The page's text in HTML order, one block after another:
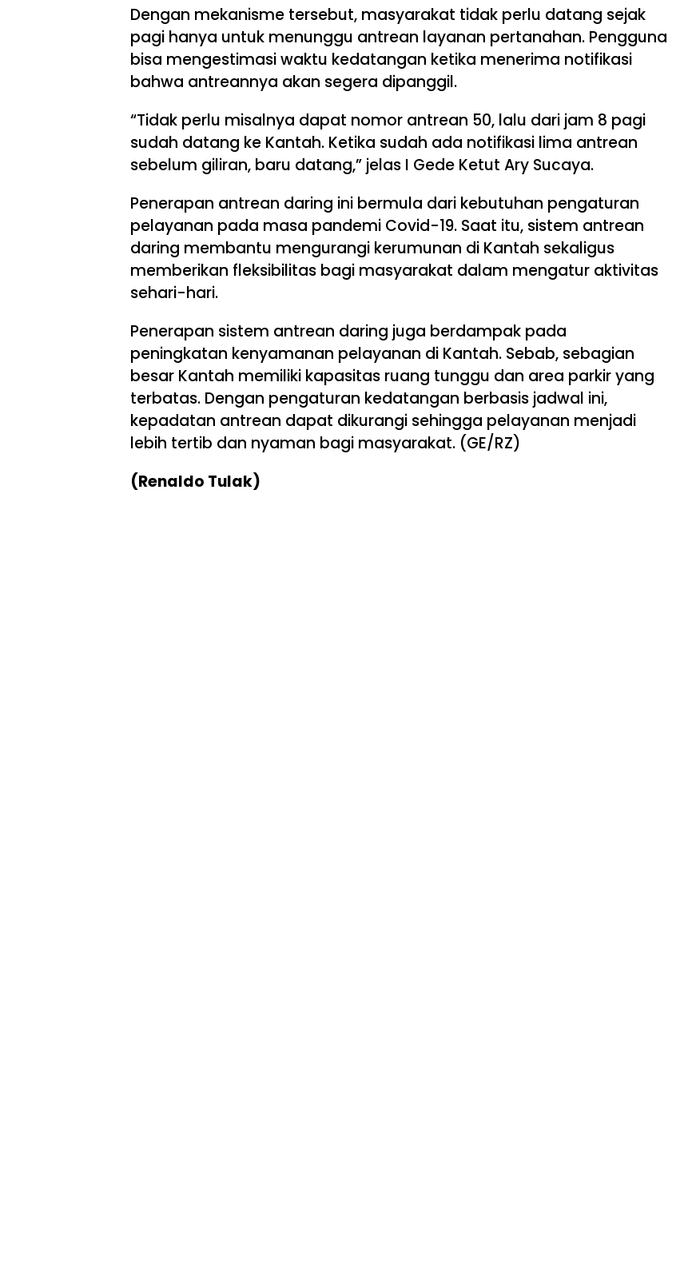
Dengan mekanisme tersebut, masyarakat tidak perlu datang sejak
pagi hanya untuk menunggu antrean layanan pertanahan. Pengguna
bisa mengestimasi waktu kedatangan ketika menerima notifikasi
bahwa antreannya akan segera dipanggil.
“Tidak perlu misalnya dapat nomor antrean 50, lalu dari jam 8 pagi
sudah datang ke Kantah. Ketika sudah ada notifikasi lima antrean
sebelum giliran, baru datang,” jelas I Gede Ketut Ary Sucaya.
Penerapan antrean daring ini bermula dari kebutuhan pengaturan
pelayanan pada masa pandemi Covid-19. Saat itu, sistem antrean
daring membantu mengurangi kerumunan di Kantah sekaligus
memberikan fleksibilitas bagi masyarakat dalam mengatur aktivitas
sehari-hari.
Penerapan sistem antrean daring juga berdampak pada
peningkatan kenyamanan pelayanan di Kantah. Sebab, sebagian
besar Kantah memiliki kapasitas ruang tunggu dan area parkir yang
terbatas. Dengan pengaturan kedatangan berbasis jadwal ini,
kepadatan antrean dapat dikurangi sehingga pelayanan menjadi
lebih tertib dan nyaman bagi masyarakat. (GE/RZ)
(Renaldo Tulak)